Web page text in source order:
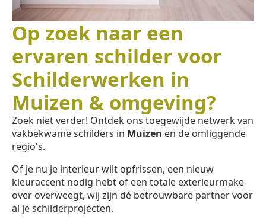
Op zoek naar een
ervaren schilder voor
Schilderwerken in
Muizen & omgeving?
Zoek niet verder! Ontdek ons toegewijde netwerk van
vakbekwame schilders in Muizen en de omliggende
regio's.
Of je nu je interieur wilt opfrissen, een nieuw
kleuraccent nodig hebt of een totale exterieurmake-
over overweegt, wij zijn dé betrouwbare partner voor
al je schilderprojecten.